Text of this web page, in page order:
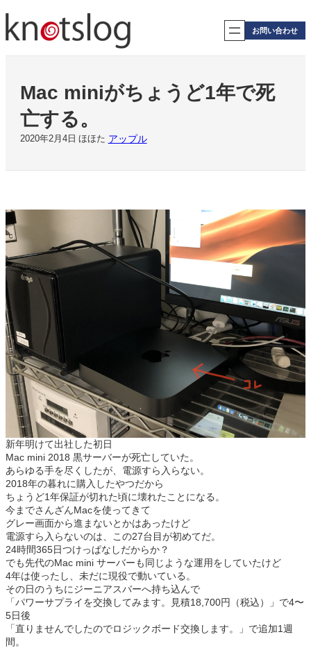
内
容
を
お問い合わせ
Mac miniがちょうど1年で死
亡する。
2020年2月4日 ほほた アップル
新年明けて出社した初日
Mac mini 2018 黒サーバーが死亡していた。
あらゆる手を尽くしたが、電源すら入らない。
2018年の暮れに購入したやつだから
ちょうど1年保証が切れた頃に壊れたことになる。
今までさんざんMacを使ってきて
グレー画面から進まないとかはあったけど
電源すら入らないのは、この27台目が初めてだ。
24時間365日つけっぱなしだからか？
でも先代のMac mini サーバーも同じような運用をしていたけど
4年は使ったし、未だに現役で動いている。
その日のうちにジーニアスバーへ持ち込んで
「パワーサプライを交換してみます。見積18,700円（税込）」で4〜
5日後
「直りませんでしたのでロジックボード交換します。」で追加1週
間。